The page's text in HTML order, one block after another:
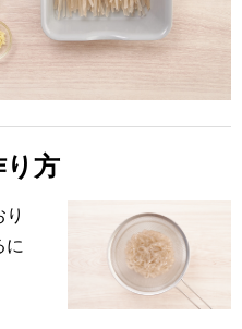
り方
に